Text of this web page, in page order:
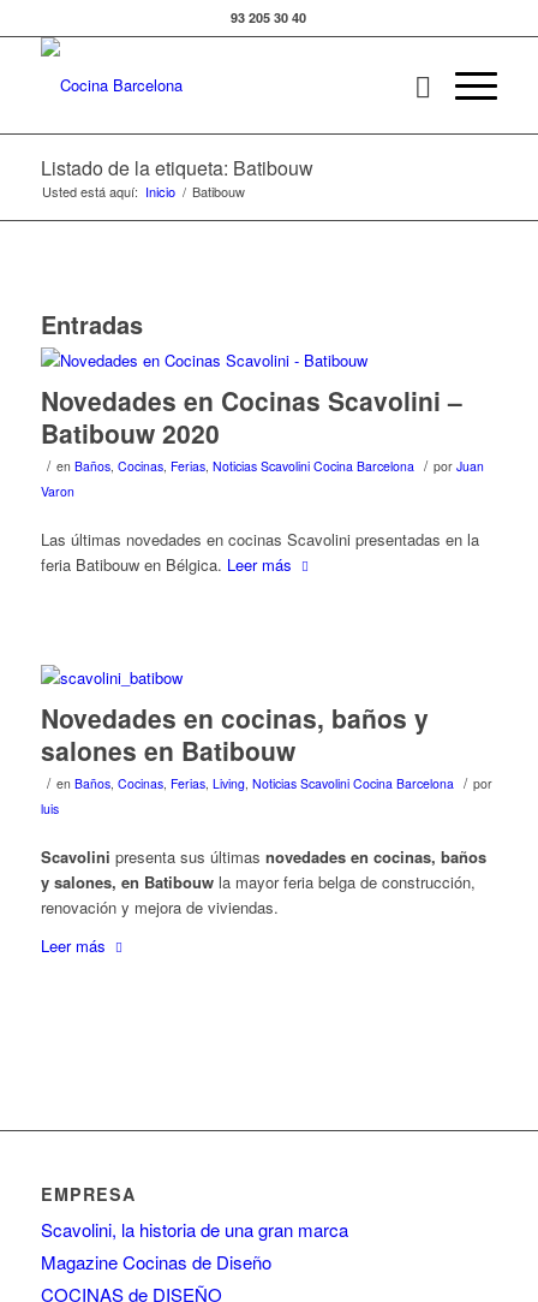
93 205 30 40
Listado de la etiqueta: Batibouw
Usted está aquí: Inicio / Batibouw
Entradas
Novedades en Cocinas Scavolini –
Batibouw 2020
/ en Baños, Cocinas, Ferias, Noticias Scavolini Cocina Barcelona / por Juan
Varon
Las últimas novedades en cocinas Scavolini presentadas en la
feria Batibouw en Bélgica. Leer más
Novedades en cocinas, baños y
salones en Batibouw
/ en Baños, Cocinas, Ferias, Living, Noticias Scavolini Cocina Barcelona / por
luis
Scavolini presenta sus últimas novedades en cocinas, baños
y salones, en Batibouwla mayor feria belga de construcción,
renovación y mejora de viviendas.
Leer más
EMPRESA
Scavolini, la historia de una gran marca
Magazine Cocinas de Diseño
COCINAS de DISEÑO